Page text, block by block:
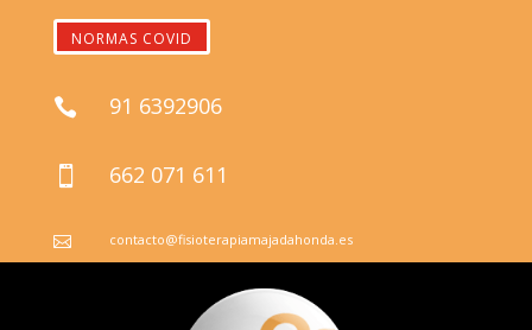
NORMAS COVID
 91 6392906
 662 071 611
 contacto@fisioterapiamajadahonda.es